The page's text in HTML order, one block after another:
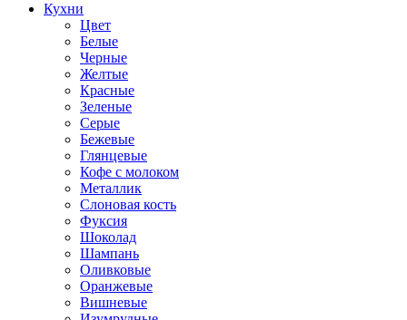
Кухни
Цвет
Белые
Черные
Желтые
Красные
Зеленые
Серые
Бежевые
Глянцевые
Кофе с молоком
Металлик
Слоновая кость
Фуксия
Шоколад
Шампань
Оливковые
Оранжевые
Вишневые